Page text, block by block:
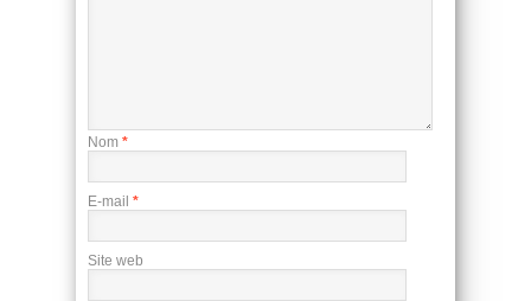
Nom *
E-mail *
Site web